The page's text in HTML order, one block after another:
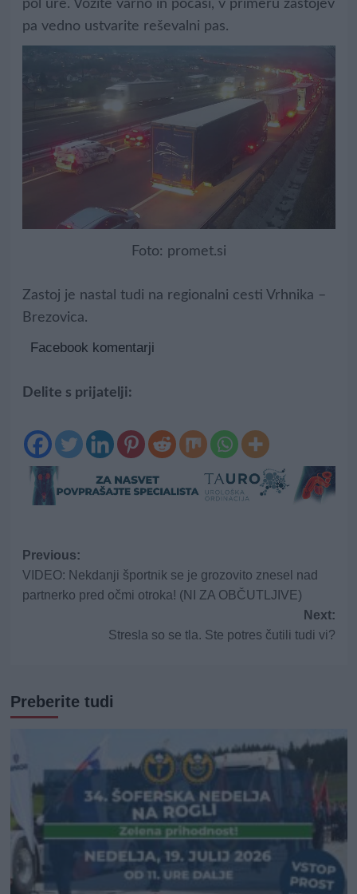
pol ure. Vozite varno in počasi, v primeru zastojev
pa vedno ustvarite reševalni pas.
Foto: promet.si
Zastoj je nastal tudi na regionalni cesti Vrhnika –
Brezovica.
Facebook komentarji
Delite s prijatelji:
Post
navigation
Previous:
VIDEO: Nekdanji športnik se je grozovito znesel nad
partnerko pred očmi otroka! (NI ZA OBČUTLJIVE)
Next:
Stresla so se tla. Ste potres čutili tudi vi?
Preberite tudi